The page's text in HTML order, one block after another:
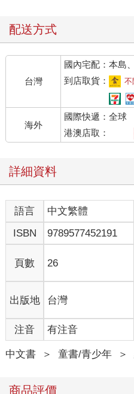
配送方式
台灣
國內宅配：本島
到店取貨：
不
海外
國際快遞：全球
港澳店取：
詳細資料
語言 中文繁體
ISBN
9789577452191
頁數 26
出版地 台灣
注音 有注音
中文書 ＞ 童書/青少年 ＞
商品評價